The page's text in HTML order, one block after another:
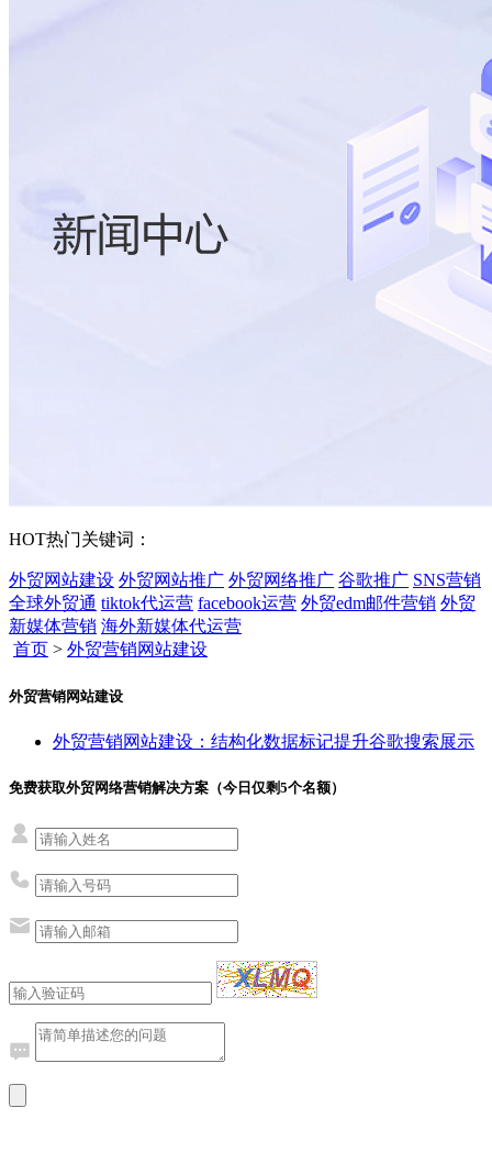
HOT热门关键词：
外贸网站建设 外贸网站推广 外贸网络推广 谷歌推广 SNS营销
全球外贸通 tiktok代运营 facebook运营 外贸edm邮件营销 外贸
新媒体营销 海外新媒体代运营
首页 > 外贸营销网站建设
外贸营销网站建设
外贸营销网站建设：结构化数据标记提升谷歌搜索展示
免费获取外贸网络营销解决方案（今日仅剩5个名额）